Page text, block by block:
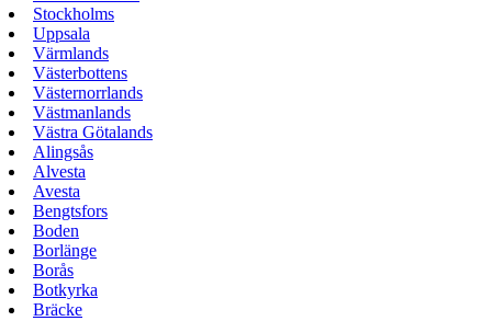
Stockholms
Uppsala
Värmlands
Västerbottens
Västernorrlands
Västmanlands
Västra Götalands
Alingsås
Alvesta
Avesta
Bengtsfors
Boden
Borlänge
Borås
Botkyrka
Bräcke